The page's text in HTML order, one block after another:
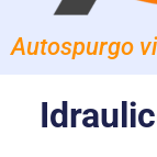
Autospurgo